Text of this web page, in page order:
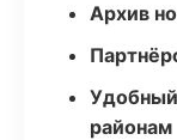
Архив
Удобный
районам